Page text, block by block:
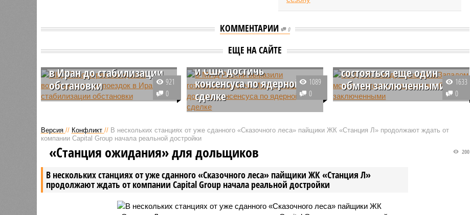
КОММЕНТАРИИ 0
ЕЩЕ НА САЙТЕ
МИД России
рекомендовал
в Иран до стабилизации
обстановки
Министерство иностранных дел
временно отказаться от
запланированных поездок в Иран
до полной нормализации
921
0
В МИД России выразили
готовность помочь Ирану
и США достичь
консенсуса по ядерной
сделке
Россия готова оказать помощь
взаимоприемлемых
обсуждаемому ядерному
согласия обеих сторон.
1089
0
МИД РФ: между Россией
состояться еще один
обмен заключенными
В российском МИДе допустили,
обмена заключенными, особенно
1633
0
Версия // Конфликт // В нескольких станциях от уже сданного «Сказочного леса» пайщики ЖК «Станция Л» продолжают ждать от
компании Capital Group начала реальной достройки
В нескольких станциях от уже сданного «Сказочного леса» пайщики ЖК «Станция Л»
продолжают ждать от компании Capital Group начала реальной достройки
200
«Станция ожидания» для дольщиков